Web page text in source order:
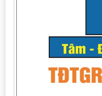
Cần thuê MBKD tại